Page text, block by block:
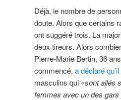
Déjà, le nombre de
doute. Alors que certains
ont suggéré trois. La
deux tireurs. Alors
Pierre-Marie Bertin, 36
commencé, a déclaré
masculins qui «sont allés
femmes avec un des